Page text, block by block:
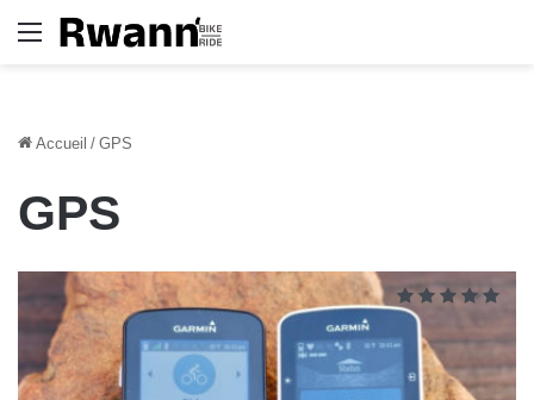
Menu
Accueil / GPS
GPS